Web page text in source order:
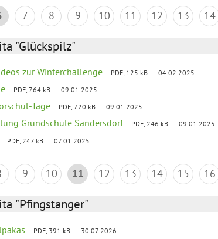
7 8 9 10 11 12 13 14
"Glückspilz"
zur Winterchallenge PDF, 125 kB 04.02.2025
PDF, 764 kB 09.01.2025
Tage PDF, 720 kB 09.01.2025
Grundschule Sandersdorf PDF, 246 kB 09.01.2025
PDF, 247 kB 07.01.2025
9 10 11 12 13 14 15 16
"Pfingstanger"
PDF, 391 kB 30.07.2026